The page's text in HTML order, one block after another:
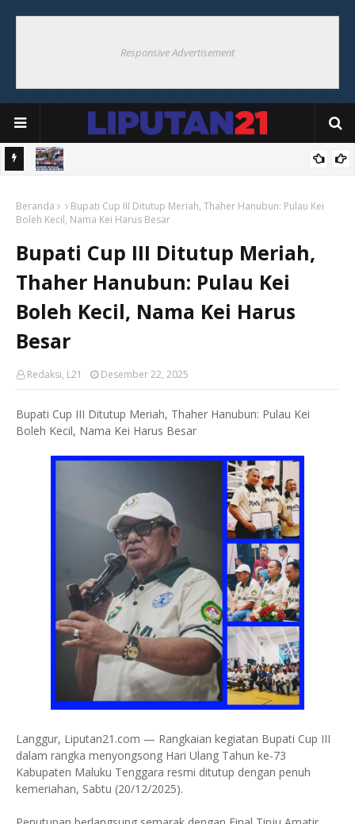
Responsive Advertisement
di Pasar Langgur
Beranda
Bupati Cup III Ditutup Meriah, Thaher Hanubun: Pulau Kei
Boleh Kecil, Nama Kei Harus Besar
Bupati Cup III Ditutup Meriah,
Thaher Hanubun: Pulau Kei
Boleh Kecil, Nama Kei Harus
Besar
Redaksi, L21 Desember 22, 2025
Bupati Cup III Ditutup Meriah, Thaher Hanubun: Pulau Kei
Boleh Kecil, Nama Kei Harus Besar
Langgur, Liputan21.com — Rangkaian kegiatan Bupati Cup III
dalam rangka menyongsong Hari Ulang Tahun ke-73
Kabupaten Maluku Tenggara resmi ditutup dengan penuh
kemeriahan, Sabtu (20/12/2025).